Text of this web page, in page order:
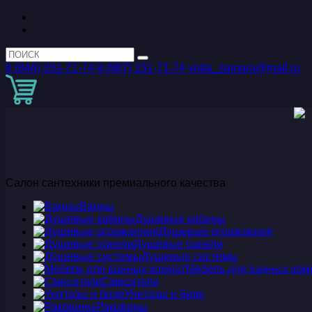
8 (846) 201-71-74 8 (987) 151-71-74 voda_samara@mail.ru
Салон сантехники премиального качества
Ванны
Душевые кабины
Душевые ограждения
Душевые панели
Душевые системы
Мебель для ванных
Смесители
Унитазы и биде
Раковины